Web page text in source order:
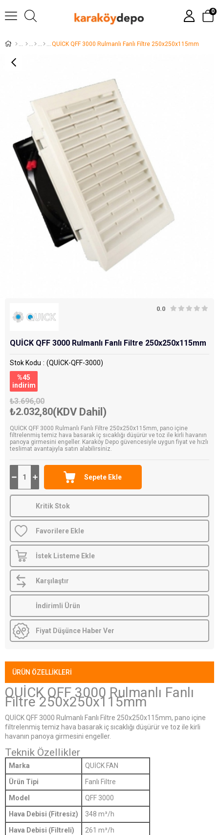
0
QUİCK QFF 3000 Rulmanlı Fanlı Filtre 250x250x115mm
0.0
QUİCK QFF 3000 Rulmanlı Fanlı Filtre 250x250x115mm
Stok Kodu
(QUİCK-QFF-3000)
%45
i̇ndirim
₺3.696,00
₺2.032,80(KDV Dahil)
QUİCK QFF 3000 Rulmanlı Fanlı Filtre 250x250x115mm, pano içine
filtrelenmiş temiz hava basarak iç sıcaklığı düşürür ve toz ile kirli havanın
panoya girmesini engeller. Karaköy Depo güvencesiyle uygun fiyat ve hızlı
teslimat avantajıyla satın alabilirsiniz.
Kritik Stok
Favorilere Ekle
İstek Listeme Ekle
Karşılaştır
İndirimli Ürün
Fiyat Düşünce Haber Ver
ÜRÜN ÖZELLIKLERI
QUİCK QFF 3000 Rulmanlı Fanlı
Filtre 250x250x115mm
QUİCK QFF 3000 Rulmanlı Fanlı Filtre 250x250x115mm, pano içine
filtrelenmiş temiz hava basarak iç sıcaklığı düşürür ve toz ile kirli
havanın panoya girmesini engeller.
Teknik Özellikler
Marka QUİCK FAN
Ürün Tipi Fanlı Filtre
Model QFF 3000
Hava Debisi (Fitresiz) 348 m³/h
Hava Debisi (Filtreli) 261 m³/h